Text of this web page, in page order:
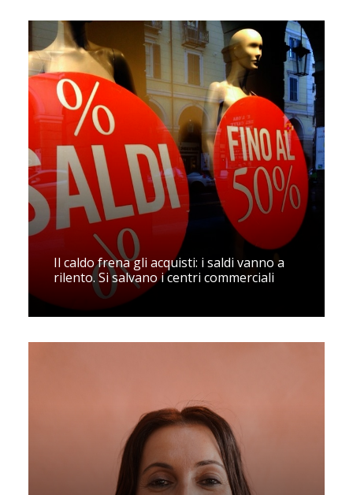
Il caldo frena gli acquisti: i saldi vanno a
rilento. Si salvano i centri commerciali